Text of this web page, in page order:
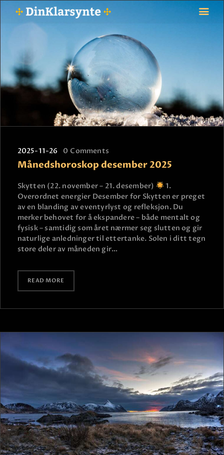
FORSIDE
ASTROLOGI
STJERNETEGN
TAROTKORT
KLARSYNTE
BETALING
VIPPS
JOBBE SOM KLARSYNT
FAQ
KONTAKT OSS
2025-11-26 0 Comments
Månedshoroskop desember 2025
Skytten (22. november – 21. desember)
1.
Overordnet energier Desember for Skytten er preget
av en blanding av eventyrlyst og refleksjon. Du
merker behovet for å ekspandere – både mentalt og
fysisk – samtidig som året nærmer seg slutten og gir
naturlige anledninger til ettertanke. Solen i ditt tegn
store deler av måneden gir…
READ MORE